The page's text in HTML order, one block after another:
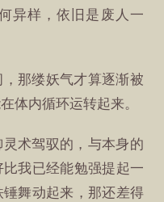
异样，依旧是废人一
那缕妖气才算逐渐被
体内循环运转起来。
术驾驭的，与本身的
我已经能勉强提起一
舞动起来，那还差得